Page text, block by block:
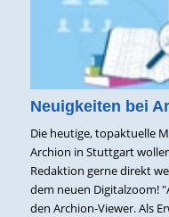
Neuigkeiten bei
Die heutige, topaktuelle
Archion in Stuttgart
Redaktion gerne direkt
dem neuen Digitalzoom!
den Archion-Viewer. Als